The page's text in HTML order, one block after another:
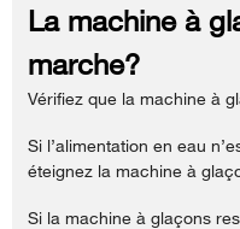
La machine à
marche?
Vérifiez que la machine à
Si l’alimentation en eau
éteignez la machine à
Si la machine à glaçons